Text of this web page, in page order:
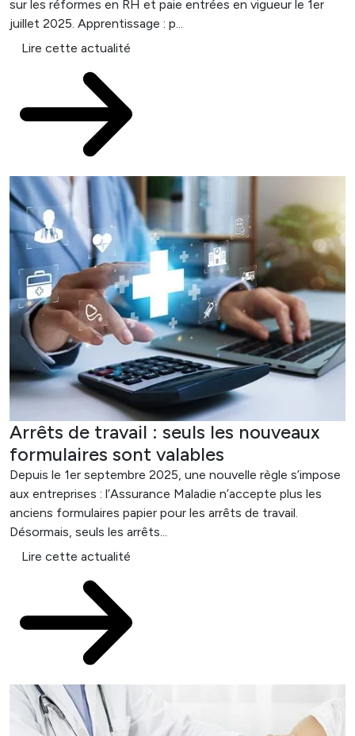
sur les réformes en RH et paie entrées en vigueur le 1er
juillet 2025. Apprentissage : p...
Lire cette actualité
Arrêts de travail : seuls les nouveaux
formulaires sont valables
Depuis le 1er septembre 2025, une nouvelle règle s’impose
aux entreprises : l’Assurance Maladie n’accepte plus les
anciens formulaires papier pour les arrêts de travail.
Désormais, seuls les arrêts...
Lire cette actualité